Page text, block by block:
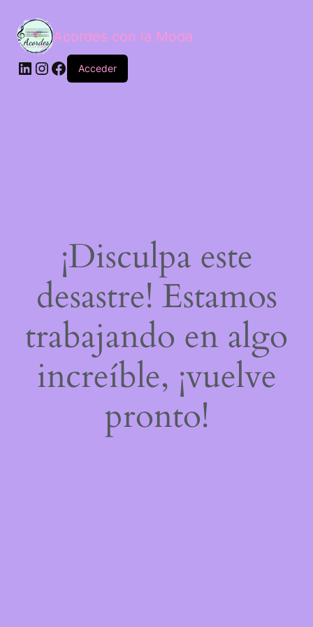
Acordes con la Moda
Acceder
¡Disculpa este
desastre! Estamos
trabajando en algo
increíble, ¡vuelve
pronto!